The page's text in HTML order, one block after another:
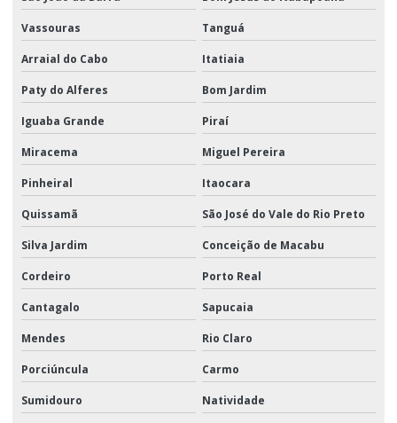
Vassouras Tanguá
Arraial do Cabo Itatiaia
Paty do Alferes Bom Jardim
Iguaba Grande Piraí
Miracema Miguel Pereira
Pinheiral Itaocara
Quissamã São José do Vale do Rio Preto
Silva Jardim Conceição de Macabu
Cordeiro Porto Real
Cantagalo Sapucaia
Mendes Rio Claro
Porciúncula Carmo
Sumidouro Natividade